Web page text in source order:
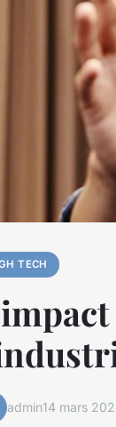
TECH
admin14 mars